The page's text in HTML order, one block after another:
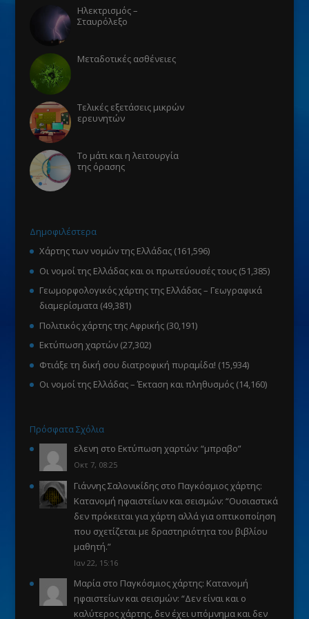
Ηλεκτρισμός –
Σταυρόλεξο
Μεταδοτικές ασθένειες
Τελικές εξετάσεις μικρών
ερευνητών
Το μάτι και η λειτουργία
της όρασης
Δημοφιλέστερα
Χάρτης των νομών της Ελλάδας (161,596)
Οι νομοί της Ελλάδας και οι πρωτεύουσές τους (51,385)
Γεωμορφολογικός χάρτης της Ελλάδας – Γεωγραφικά
διαμερίσματα (49,381)
Πολιτικός χάρτης της Αφρικής (30,191)
Εκτύπωση χαρτών (27,302)
Φτιάξε τη δική σου διατροφική πυραμίδα! (15,934)
Οι νομοί της Ελλάδας – Έκταση και πληθυσμός (14,160)
Πρόσφατα Σχόλια
ελενη στο Εκτύπωση χαρτών: “μπραβο”
Οκτ 7, 08:25
Γιάννης Σαλονικίδηςστο Παγκόσμιος χάρτης:
Κατανομή ηφαιστείων και σεισμών: “Ουσιαστικά
δεν πρόκειται για χάρτη αλλά για οπτικοποίηση
που σχετίζεται με δραστηριότητα του βιβλίου
μαθητή.”
Ιαν 22, 15:16
Μαρίαστο Παγκόσμιος χάρτης: Κατανομή
ηφαιστείων και σεισμών: “Δεν είναι και ο
καλύτερος χάρτης, δεν έχει υπόμνημα και δεν